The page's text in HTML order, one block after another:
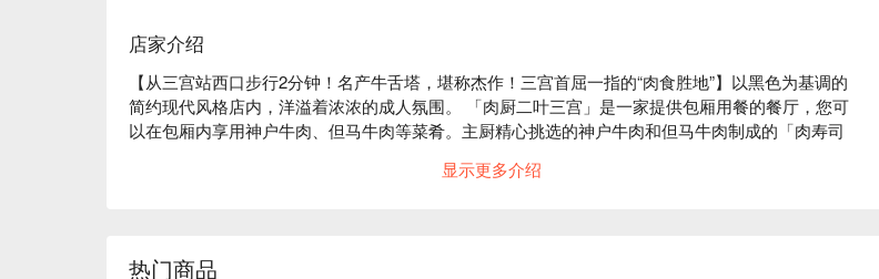
店家介绍
【从三宫站西口步行2分钟！名产牛舌塔，堪称杰作！三宫首屈一指的“肉食胜地”】以黑色为基调的
简约现代风格店内，洋溢着浓浓的成人氛围。 「肉厨二叶三宫」是一家提供包厢用餐的餐厅，您可
以在包厢内享用神户牛肉、但马牛肉等菜肴。主厨精心挑选的神户牛肉和但马牛肉制成的「肉寿司
敞的餐厅最多可容纳100人，80人起即可包场举办私人派对，因此您可以轻松举办酒会、女生聚会
显示更多介绍
热门商品